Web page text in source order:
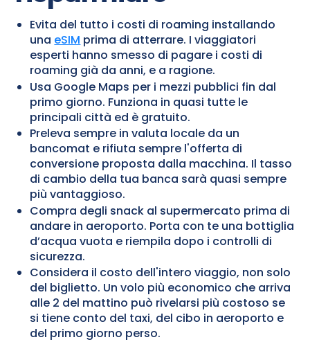
Evita del tutto i costi di roaming installando
una eSIM prima di atterrare. I viaggiatori
esperti hanno smesso di pagare i costi di
roaming già da anni, e a ragione.
Usa Google Maps per i mezzi pubblici fin dal
primo giorno. Funziona in quasi tutte le
principali città ed è gratuito.
Preleva sempre in valuta locale da un
bancomat e rifiuta sempre l'offerta di
conversione proposta dalla macchina. Il tasso
di cambio della tua banca sarà quasi sempre
più vantaggioso.
Compra degli snack al supermercato prima di
andare in aeroporto. Porta con te una bottiglia
d’acqua vuota e riempila dopo i controlli di
sicurezza.
Considera il costo dell'intero viaggio, non solo
del biglietto. Un volo più economico che arriva
alle 2 del mattino può rivelarsi più costoso se
si tiene conto del taxi, del cibo in aeroporto e
del primo giorno perso.